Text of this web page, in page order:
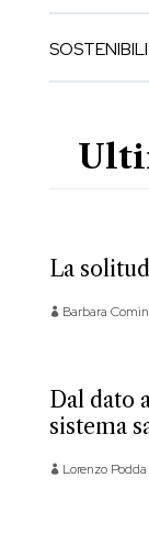
La
Barbara
Dal dato
sistema
Lorenzo Podda